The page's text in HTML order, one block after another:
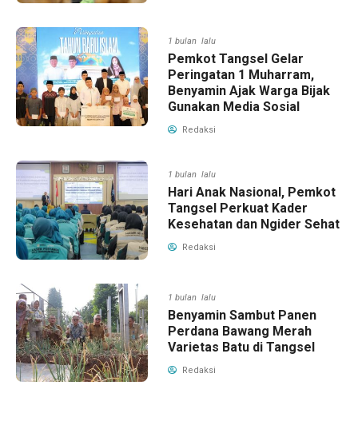
1 bulan lalu
Pemkot Tangsel Gelar
Peringatan 1 Muharram,
Benyamin Ajak Warga Bijak
Gunakan Media Sosial
Redaksi
1 bulan lalu
Hari Anak Nasional, Pemkot
Tangsel Perkuat Kader
Kesehatan dan Ngider Sehat
Redaksi
1 bulan lalu
Benyamin Sambut Panen
Perdana Bawang Merah
Varietas Batu di Tangsel
Redaksi